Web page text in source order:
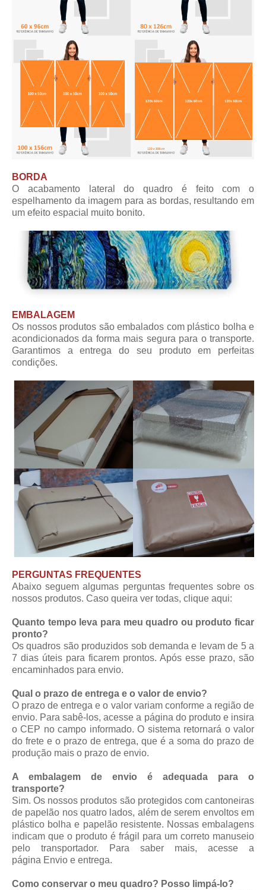
BORDA
O acabamento lateral do quadro é feito com o
espelhamento da imagem para as bordas, resultando em
um efeito espacial muito bonito.
EMBALAGEM
Os nossos produtos são embalados com plástico bolha e
acondicionados da forma mais segura para o transporte.
Garantimos a entrega do seu produto em perfeitas
condições.
PERGUNTAS FREQUENTES
Abaixo seguem algumas perguntas frequentes sobre os
nossos produtos. Caso queira ver todas, clique aqui:
Quanto tempo leva para meu quadro ou produto ficar
pronto?
Os quadros são produzidos sob demanda e levam de 5 a
7 dias úteis para ficarem prontos. Após esse prazo, são
encaminhados para envio.
Qual o prazo de entrega e o valor de envio?
O prazo de entrega e o valor variam conforme a região de
envio. Para sabê-los, acesse a página do produto e insira
o CEP no campo informado. O sistema retornará o valor
do frete e o prazo de entrega, que é a soma do prazo de
produção mais o prazo de envio.
A embalagem de envio é adequada para o
transporte?
Sim. Os nossos produtos são protegidos com cantoneiras
de papelão nos quatro lados, além de serem envoltos em
plástico bolha e papelão resistente. Nossas embalagens
indicam que o produto é frágil para um correto manuseio
pelo transportador. Para saber mais, acesse a
página Envio e entrega.
Como conservar o meu quadro? Posso limpá-lo?